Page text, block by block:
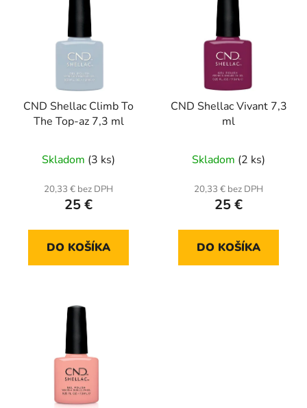
CND Shellac Climb To
The Top-az 7,3 ml
Skladom (3 ks)
20,33 € bez DPH
25 €
DO KOŠÍKA
CND Shellac Vivant 7,3
ml
Skladom (2 ks)
20,33 € bez DPH
25 €
DO KOŠÍKA